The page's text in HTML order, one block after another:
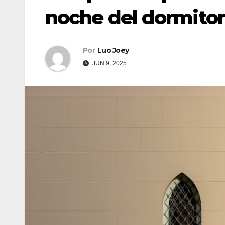
noche del
Por Luo Joey
JUN 9, 2025